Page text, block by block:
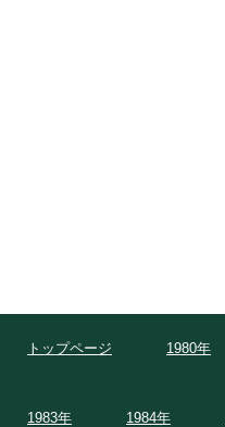
トップページ 1980年
1983年 1984年